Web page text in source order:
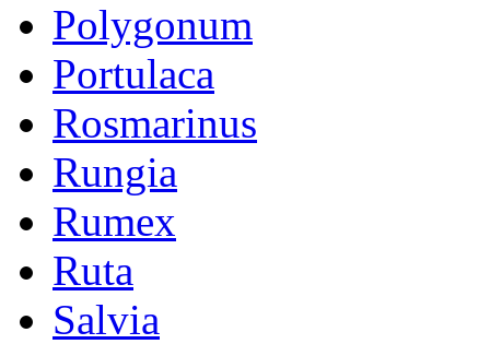
Polygonum
Portulaca
Rosmarinus
Rungia
Rumex
Ruta
Salvia